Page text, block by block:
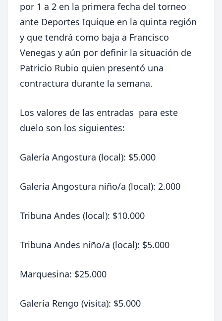
por 1 a 2 en la primera fecha del torneo
ante Deportes Iquique en la quinta región
y que tendrá como baja a Francisco
Venegas y aún por definir la situación de
Patricio Rubio quien presentó una
contractura durante la semana.
Los valores de las entradas para este
duelo son los siguientes:
Galería Angostura (local): $5.000
Galería Angostura niño/a (local): 2.000
Tribuna Andes (local): $10.000
Tribuna Andes niño/a (local): $5.000
Marquesina: $25.000
Galería Rengo (visita): $5.000